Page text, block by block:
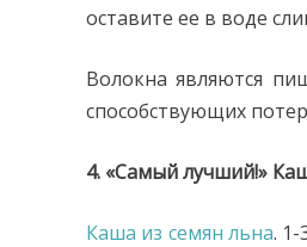
оставите ее в воде
Волокна являются
способствующих
4. «Самый лучший!»
Каша из семян льна.